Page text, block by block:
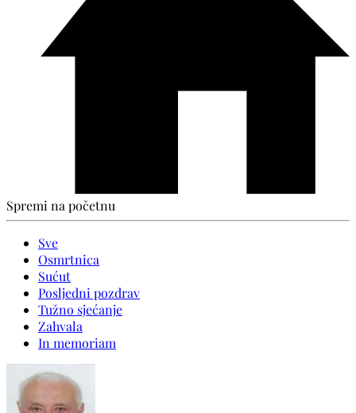
Spremi na početnu
Sve
Osmrtnica
Sućut
Posljedni pozdrav
Tužno sjećanje
Zahvala
In memoriam